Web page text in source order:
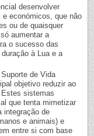
desenvolver
económicos, que não
ou de quaisquer
aumentar a
o sucesso das
à Lua e a
de Vida
objetivo reduzir ao
sistemas
que tenta mimetizar
integração de
e animais) e
entre si com base